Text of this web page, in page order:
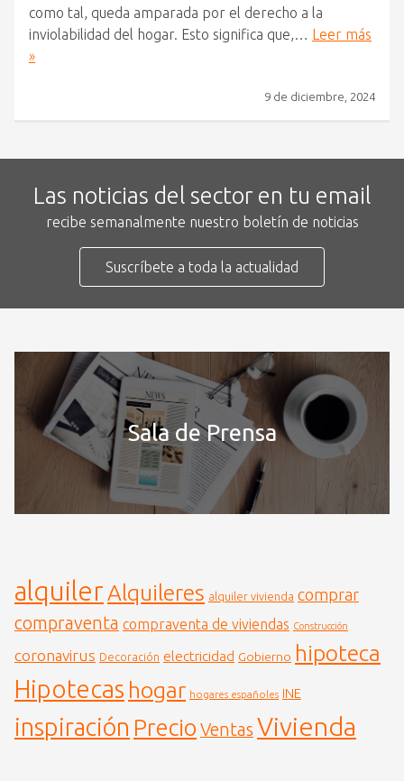
como tal, queda amparada por el derecho a la
inviolabilidad del hogar. Esto significa que,… Leer más
»
9 de diciembre, 2024
Las noticias del sector en tu email
recibe semanalmente nuestro boletín de noticias
Suscríbete a toda la actualidad
Sala de Prensa
alquilerAlquileres alquiler vivienda comprar
compraventa compraventa de viviendas Construcción
coronavirus Decoración electricidad Gobierno hipoteca
Hipotecas hogar hogares españoles INE
inspiración Precio Ventas Vivienda